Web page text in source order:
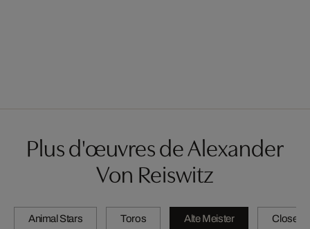
Plus d'œuvres de Alexander
Von Reiswitz
Animal Stars Toros Alte Meister Close-